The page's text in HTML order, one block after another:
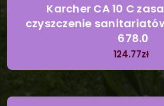
Karcher CA 10 C
czyszczenie
678.0
124.77zł